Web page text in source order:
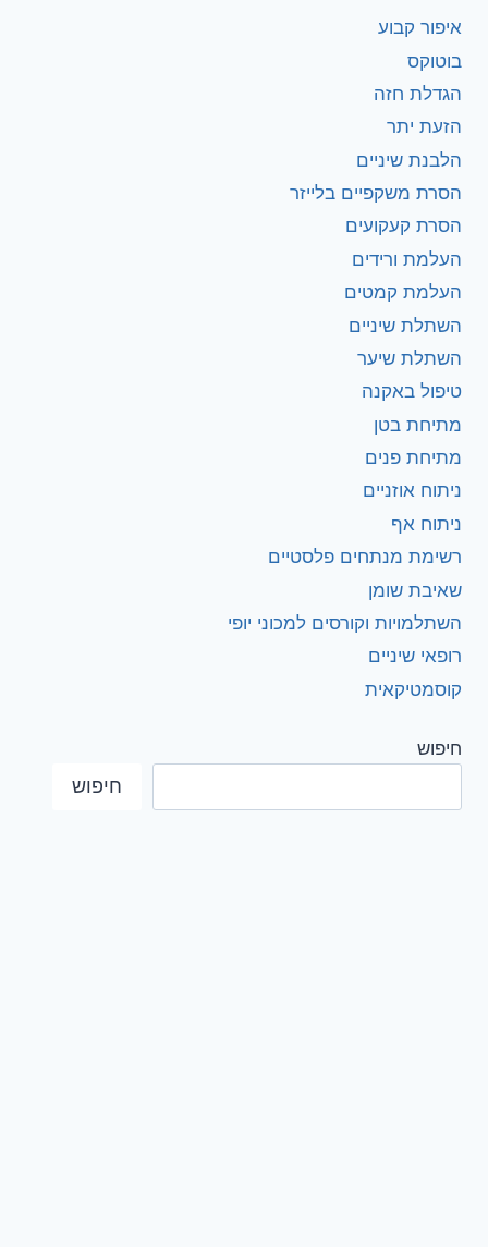
איפור קבוע
בוטוקס
הגדלת חזה
הזעת יתר
הלבנת שיניים
הסרת משקפיים בלייזר
הסרת קעקועים
העלמת ורידים
העלמת קמטים
השתלת שיניים
השתלת שיער
טיפול באקנה
מתיחת בטן
מתיחת פנים
ניתוח אוזניים
ניתוח אף
רשימת מנתחים פלסטיים
שאיבת שומן
השתלמויות וקורסים למכוני יופי
רופאי שיניים
קוסמטיקאית
חיפוש
חיפוש